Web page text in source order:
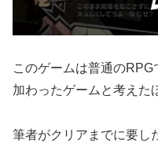
このゲームは普通の
加わったゲームと考えた
筆者がクリアまでに要し